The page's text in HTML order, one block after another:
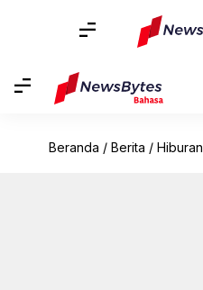
Beranda / Berita /